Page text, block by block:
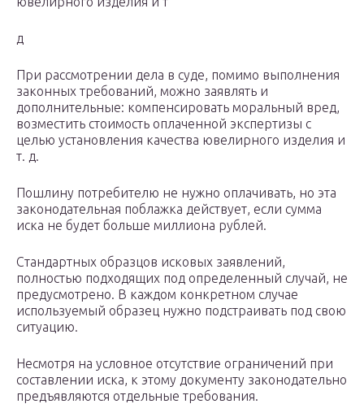
д
При рассмотрении дела в суде, помимо выполнения
законных требований, можно заявлять и
дополнительные: компенсировать моральный вред,
возместить стоимость оплаченной экспертизы с
целью установления качества ювелирного изделия и
т. д.
Пошлину потребителю не нужно оплачивать, но эта
законодательная поблажка действует, если сумма
иска не будет больше миллиона рублей.
Стандартных образцов исковых заявлений,
полностью подходящих под определенный случай, не
предусмотрено. В каждом конкретном случае
используемый образец нужно подстраивать под свою
ситуацию.
Несмотря на условное отсутствие ограничений при
составлении иска, к этому документу законодательно
предъявляются отдельные требования.